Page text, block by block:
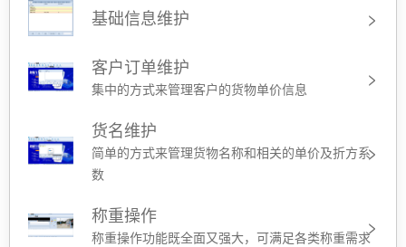
基础信息维护
客户订单维护
集中的方式来管理客户的货物单价信息
货名维护
简单的方式来管理货物名称和相关的单价及折方系
数
称重操作
称重操作功能既全面又强大，可满足各类称重需求